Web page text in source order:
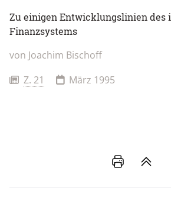
Zu einigen Entwicklungslinien des
Finanzsystems
von Joachim Bischoff
Z. 21
März 1995